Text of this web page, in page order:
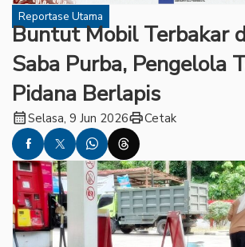
Reportase Utama
Buntut Mobil Terbakar
Saba Purba, Pengelola
Pidana Berlapis
calendar_monthSelasa, 9 Jun 2026printCetak